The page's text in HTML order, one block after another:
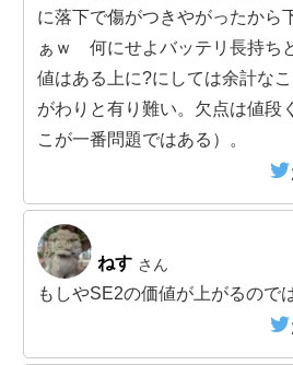
に落下で傷がつきやがったから
ぁｗ 何にせよバッテリ長持ち
値はある上に?にしては余計な
がわりと有り難い。欠点は値段
こが一番問題ではある）。
ねす さん
もしやSE2の価値が上がるので